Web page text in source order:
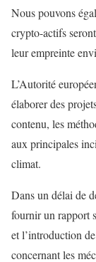
Nous pouvons
crypto-actifs
leur empreinte
L’Autorité
élaborer des
contenu, les
aux principales
climat.
Dans un délai de
fournir un rapport
et l’introduction
concernant les